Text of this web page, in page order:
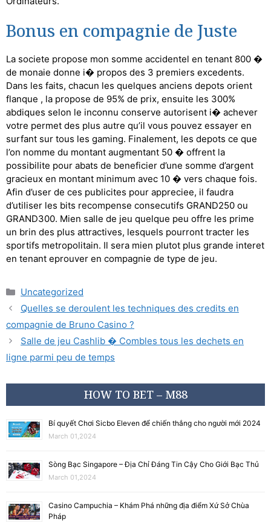
Bonus en compagnie de Juste
La societe propose mon somme accidentel en tenant 800 �
de monaie donne i� propos des 3 premiers excedents.
Dans les faits, chacun les quelques anciens depots orient
flanque , la propose de 95% de prix, ensuite les 300%
abdiques selon le inconnu conserve autorisent i� achever
votre permet des plus autre qu’il vous pouvez essayer en
surfant sur tous les gaming. Finalement, les depots ce que
l’on nomme du montant augmentant 50 � offrent la
possibilite pour abats de beneficier d’une somme d’argent
gracieux en montant minimum avec 10 � vers chaque fois.
Afin d’user de ces publicites pour appreciee, il faudra
d’utiliser les bits recompense consecutifs GRAND250 ou
GRAND300. Mien salle de jeu quelque peu offre les prime
un brin des plus attractives, lesquels pourront tracter les
sportifs metropolitain. Il sera mien plutot plus grande interet
en tenant eprouver en compagnie de type de jeu.
Uncategorized
Quelles se deroulent les techniques des credits en
compagnie de Bruno Casino ?
Salle de jeu Cashlib � Combles tous les dechets en
ligne parmi peu de temps
HOW TO BET – M88
Bí quyết Chơi Sicbo Eleven để chiến thắng cho người mới 2024
March 01,2024
Sòng Bạc Singapore – Địa Chỉ Đáng Tin Cậy Cho Giới Bạc Thủ
March 01,2024
Casino Campuchia – Khám Phá những địa điểm Xứ Sở Chùa
Pháp